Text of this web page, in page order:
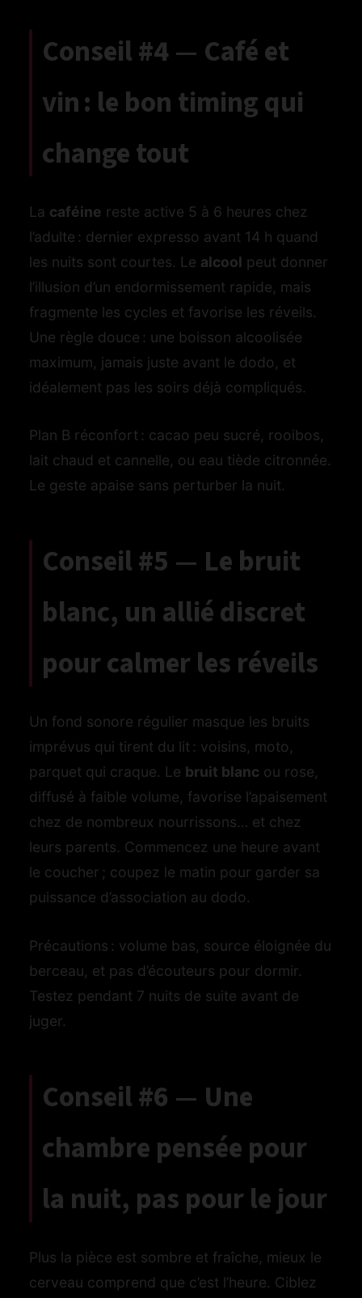
Conseil #4 — Café et
vin : le bon timing qui
change tout
La caféine reste active 5 à 6 heures chez
l’adulte : dernier expresso avant 14 h quand
les nuits sont courtes. Le alcool peut donner
l’illusion d’un endormissement rapide, mais
fragmente les cycles et favorise les réveils.
Une règle douce : une boisson alcoolisée
maximum, jamais juste avant le dodo, et
idéalement pas les soirs déjà compliqués.
Plan B réconfort : cacao peu sucré, rooibos,
lait chaud et cannelle, ou eau tiède citronnée.
Le geste apaise sans perturber la nuit.
Conseil #5 — Le bruit
blanc, un allié discret
pour calmer les réveils
Un fond sonore régulier masque les bruits
imprévus qui tirent du lit : voisins, moto,
parquet qui craque. Le bruit blanc ou rose,
diffusé à faible volume, favorise l’apaisement
chez de nombreux nourrissons… et chez
leurs parents. Commencez une heure avant
le coucher ; coupez le matin pour garder sa
puissance d’association au dodo.
Précautions : volume bas, source éloignée du
berceau, et pas d’écouteurs pour dormir.
Testez pendant 7 nuits de suite avant de
juger.
Conseil #6 — Une
chambre pensée pour
la nuit, pas pour le jour
Plus la pièce est sombre et fraîche, mieux le
cerveau comprend que c’est l’heure. Ciblez